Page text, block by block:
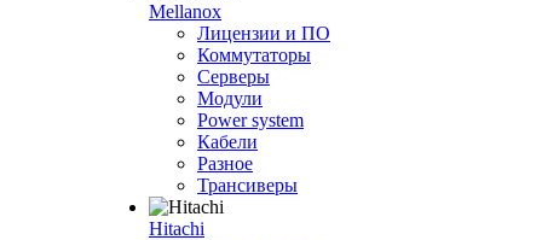
Mellanox
Лицензии и ПО
Коммутаторы
Серверы
Модули
Power system
Кабели
Разное
Трансиверы
Hitachi